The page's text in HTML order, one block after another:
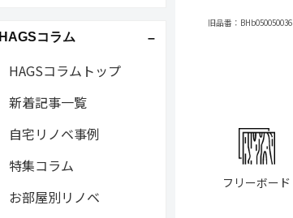
旧品番：BHb050050036
フリーボード
HAGSコラム
HAGSコラムトップ
新着記事一覧
自宅リノベ事例
特集コラム
お部屋別リノベ